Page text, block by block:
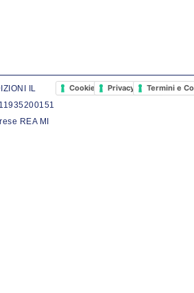
IL
REA MI
Cookie PolicyPrivacy PolicyTermini e